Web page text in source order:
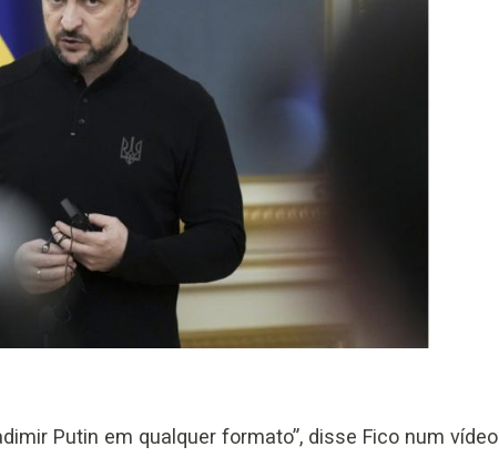
Putin em qualquer formato”, disse Fico num vídeo